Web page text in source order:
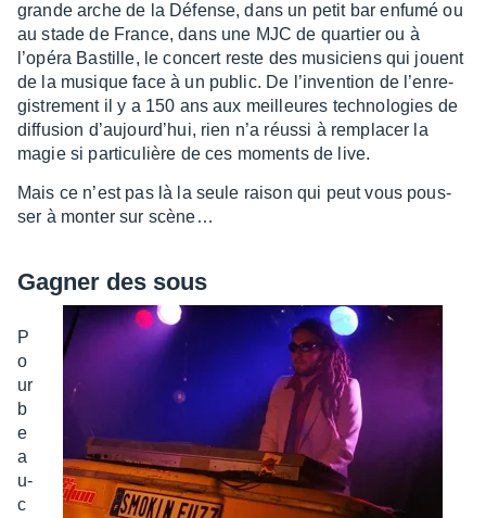
grande arche de la Défense, dans un petit bar enfumé ou
au stade de France, dans une MJC de quar­tier ou à
l’opéra Bastille, le concert reste des musi­ciens qui jouent
de la musique face à un public. De l’in­ven­tion de l’en­re­
gis­tre­ment il y a 150 ans aux meilleures tech­no­lo­gies de
diffu­sion d’aujour­d’hui, rien n’a réussi à rempla­cer la
magie si parti­cu­lière de ces moments de live.
Mais ce n’est pas là la seule raison qui peut vous pous­
ser à monter sur scène…
Gagner des sous
P
o
ur
b
e
a
u­
c